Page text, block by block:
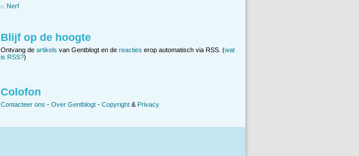
Nerf
Blijf op de hoogte
Ontvang de artikels van Gentblogt en de reacties erop automatisch via RSS. (wat
is RSS?)
Colofon
Contacteer ons - Over Gentblogt - Copyright & Privacy